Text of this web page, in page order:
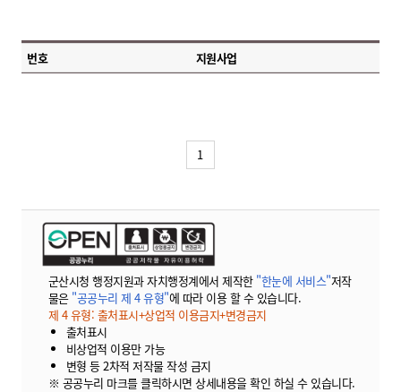
번호 지원사업
1
군산시청 행정지원과 자치행정계에서 제작한 "한눈에 서비스"저작
물은 "공공누리 제 4 유형"에 따라 이용 할 수 있습니다.
제 4 유형: 출처표시+상업적 이용금지+변경금지
출처표시
비상업적 이용만 가능
변형 등 2차적 저작물 작성 금지
※ 공공누리 마크를 클릭하시면 상세내용을 확인 하실 수 있습니다.